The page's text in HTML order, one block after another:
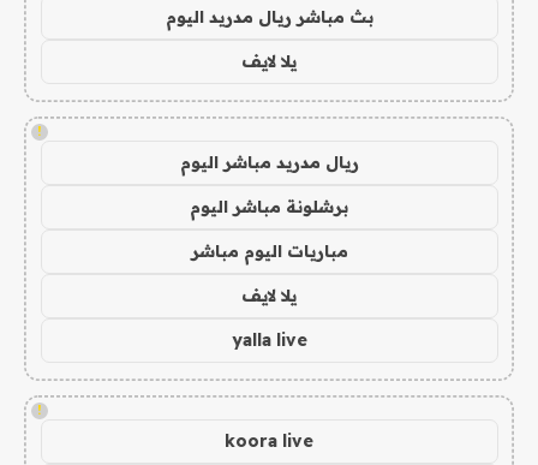
بث مباشر ريال مدريد اليوم
يلا لايف
!
ريال مدريد مباشر اليوم
برشلونة مباشر اليوم
مباريات اليوم مباشر
يلا لايف
yalla live
!
koora live